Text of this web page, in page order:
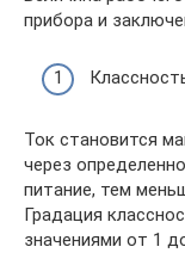
прибора и
Ток становится
через
питание, тем
Градация
значениями от 1